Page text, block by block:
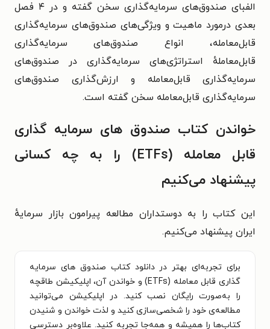
الفبای صندوق‌های سرمایه‌گذاری سخن گفته و در ۴ فصل
بعدی درمورد ماهیت و ویژگی‌های صندوق‌های سرمایه‌گذاری
قابل‌معامله، انواع صندوق‌های سرمایه‌گذاری
قابل‌معاملهٔ استراتژی‌های سرمایه‌گذاری در صندوق‌های
سرمایه‌گذاری قابل‌معامله و ارزش‌گذاری صندوق‌های
سرمایه‌گذاری قابل‌معامله سخن گفته است.
خواندن کتاب صندوق های سرمایه گذاری
قابل معامله (ETFs) را به چه کسانی
پیشنهاد می‌کنیم
این کتاب را به دوستداران مطالعه پیرامون بازار سرمایهٔ
ایران پیشنهاد می‌کنیم.
برای تجربه‌ای بهتر در دانلود کتاب صندوق های سرمایه
گذاری قابل معامله (ETFs) و خواندن آن، اپلیکیشن طاقچه
را به‌صورت رایگان نصب کنید. در اپلیکیشن می‌توانید
مطالعه‌ی خود را شخصی‌سازی کنید و لذت خواندن و شنیدن
کتاب‌ها را همیشه و همه‌جا تجربه کنید. علاوه‌بر دسترسی